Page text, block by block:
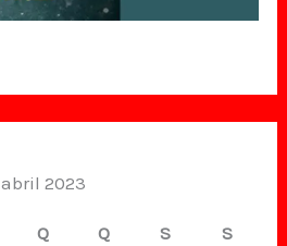
abril 2023
Q Q S S